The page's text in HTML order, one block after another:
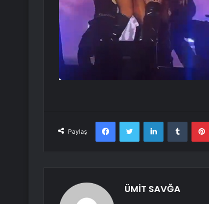
Paylaş
FacebookTwitter LinkedInTumblr
ÜMİT SAVĞA